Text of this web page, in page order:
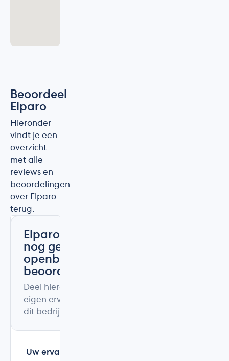
Beoordeel
Elparo
Hieronder
vindt je een
overzicht
met alle
reviews en
beoordelingen
over Elparo
terug.
Elparo heeft
nog geen
openbare
beoordelingen
Deel hieronder uw
eigen ervaring met
dit bedrijf.
Uw ervaring